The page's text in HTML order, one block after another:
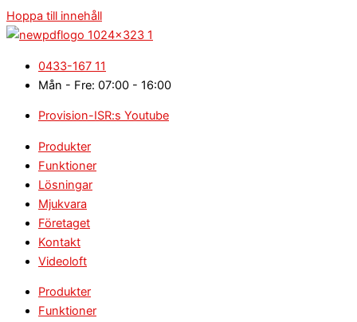
Hoppa till innehåll
0433-167 11
Mån - Fre: 07:00 - 16:00
Provision-ISR:s Youtube
Produkter
Funktioner
Lösningar
Mjukvara
Företaget
Kontakt
Videoloft
Produkter
Funktioner